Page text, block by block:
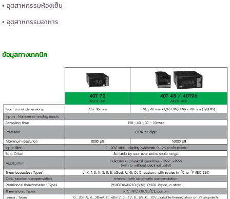
• อุตสาหกรรมห้องเย็น
• อุตสาหกรรมอาหาร
ข้อมูลทางเทคนิค